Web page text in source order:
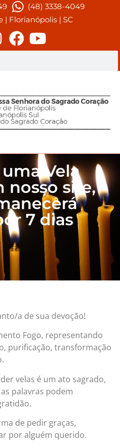
(48) 3338-4049
| Florianópolis | SC
Vela
nosso site,
7 dias
a de sua devoção!
Fogo, representando
purificação, transformação
velas é um ato sagrado,
palavras podem
de pedir graças,
por alguém querido.